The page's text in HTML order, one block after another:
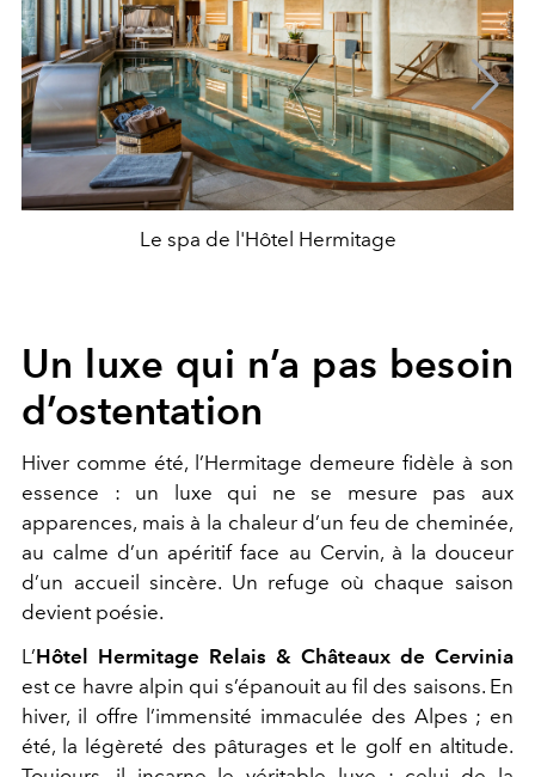
Le spa de l'Hôtel Hermitage
Un luxe qui n’a pas besoin
d’ostentation
Hiver comme été, l’Hermitage demeure fidèle à son
essence : un luxe qui ne se mesure pas aux
apparences, mais à la chaleur d’un feu de cheminée,
au calme d’un apéritif face au Cervin, à la douceur
d’un accueil sincère. Un refuge où chaque saison
devient poésie.
L’Hôtel Hermitage Relais & Châteaux de Cervinia
est ce havre alpin qui s’épanouit au fil des saisons. En
hiver, il offre l’immensité immaculée des Alpes ; en
été, la légèreté des pâturages et le golf en altitude.